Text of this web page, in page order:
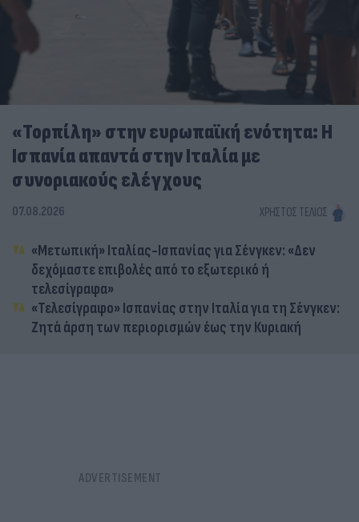
«Τορπίλη» στην ευρωπαϊκή ενότητα: Η
Ισπανία απαντά στην Ιταλία με
συνοριακούς ελέγχους
07.08.2026 ΧΡΉΣΤΟΣ ΤΈΛΙΟΣ
«Μετωπική» Ιταλίας-Ισπανίας για Σένγκεν: «Δεν
δεχόμαστε επιβολές από το εξωτερικό ή
τελεσίγραφα»
«Τελεσίγραφο» Ισπανίας στην Ιταλία για τη Σένγκεν:
Ζητά άρση των περιορισμών έως την Κυριακή